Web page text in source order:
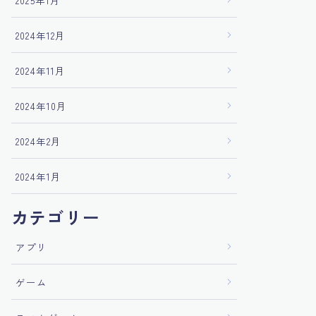
2024年12月
2024年11月
2024年10月
2024年2月
2024年1月
カテゴリー
アプリ
ゲーム